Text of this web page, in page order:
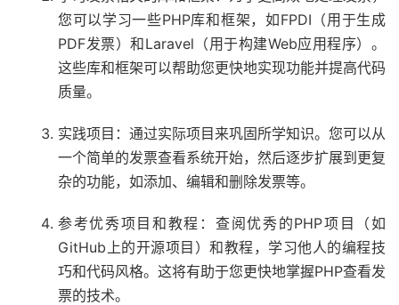
您可以学习一些PHP库和框架，如FPDI（用于生成
PDF发票）和Laravel（用于构建Web应用程序）。
这些库和框架可以帮助您更快地实现功能并提高代码
质量。
实践项目：通过实际项目来巩固所学知识。您可以从
一个简单的发票查看系统开始，然后逐步扩展到更复
杂的功能，如添加、编辑和删除发票等。
参考优秀项目和教程：查阅优秀的PHP项目（如
GitHub上的开源项目）和教程，学习他人的编程技
巧和代码风格。这将有助于您更快地掌握PHP查看发
票的技术。